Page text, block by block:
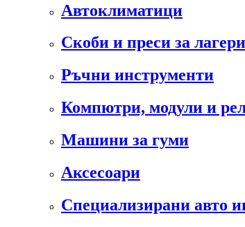
Автоклиматици
Скоби и преси за лагери
Ръчни инструменти
Компютри, модули и
Машини за гуми
Аксесоари
Специализирани авто